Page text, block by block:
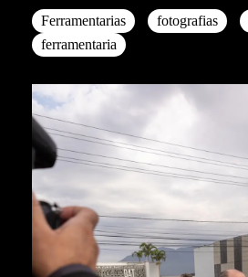
Ferramentarias fotografias
ferramentaria